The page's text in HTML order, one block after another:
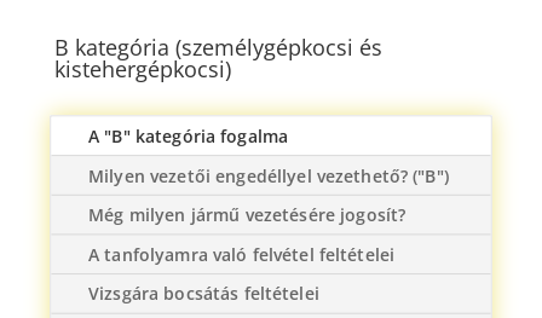
B kategória (személygépkocsi és
kistehergépkocsi)
A "B" kategória fogalma
Milyen vezetői engedéllyel vezethető? ("B")
Még milyen jármű vezetésére jogosít?
A tanfolyamra való felvétel feltételei
Vizsgára bocsátás feltételei